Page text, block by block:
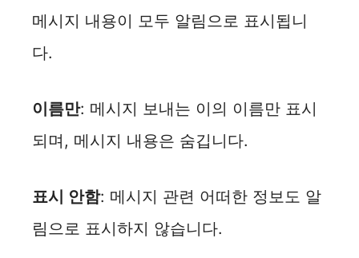
i
e
메시지 내용이 모두 알림으로 표시됩니
다.
이름만: 메시지 보내는 이의 이름만 표시
되며, 메시지 내용은 숨깁니다.
표시 안함: 메시지 관련 어떠한 정보도 알
림으로 표시하지 않습니다.